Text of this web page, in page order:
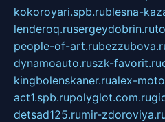
kokoroyari.spb.rublesna-
lenderoq.rusergeydobrin.ru
people-of-art.ru
dynamoauto.ruszk-favorit.ru
kingbolenskaner.rualex-
act1.spb.rupolyglot.com.ru
detsad125.rumir-